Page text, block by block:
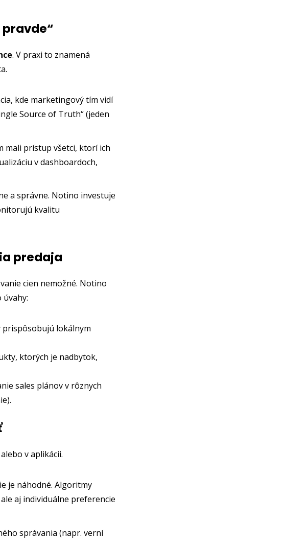
pravde“
. V praxi to znamená
kde marketingový tím vidí
Source of Truth“ (jeden
mali prístup všetci, ktorí ich
v dashboardoch,
a správne. Notino investuje
kvalitu
predaja
cien nemožné. Notino
prispôsobujú lokálnym
ktorých je nadbytok,
sales plánov v rôznych
v aplikácii.
je náhodné. Algoritmy
aj individuálne preferencie
správania (napr. verní